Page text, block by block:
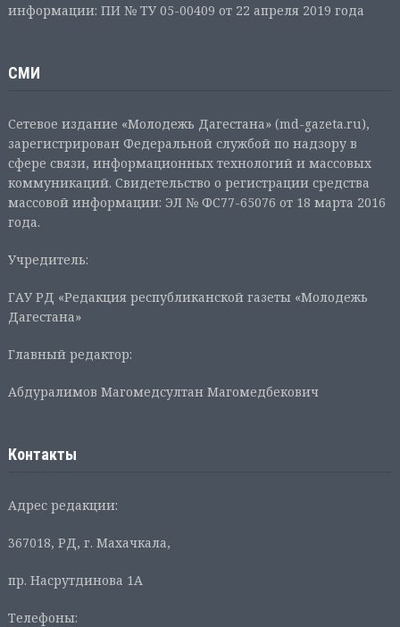
информации: ПИ № ТУ 05-00409 от 22 апреля 2019 года
СМИ
Сетевое издание «Молодежь Дагестана» (md-gazeta.ru),
зарегистрирован Федеральной службой по надзору в
сфере связи, информационных технологий и массовых
коммуникаций. Свидетельство о регистрации средства
массовой информации: ЭЛ № ФС77-65076 от 18 марта 2016
года.
Учредитель:
ГАУ РД «Редакция республиканской газеты «Молодежь
Дагестана»
Главный редактор:
Абдуралимов Магомедсултан Магомедбекович
Контакты
Адрес редакции:
367018, РД, г. Махачкала,
пр. Насрутдинова 1А
Телефоны: